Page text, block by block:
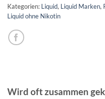
Kategorien: Liquid, Liquid Marken,
Liquid ohne Nikotin
Wird oft zusammen